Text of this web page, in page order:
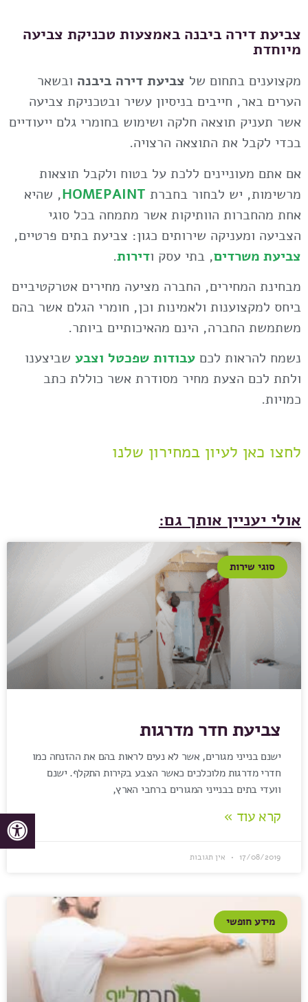
צביעת דירה ביבנה באמצעות טכניקת צביעה
מיוחדת
מקצוענים בתחום של צביעת דירה ביבנה ובשאר
הערים באר, חייבים בניסיון עשיר ובטכניקת צביעה
אשר תעניק תוצאה חלקה ושימוש בחומרי גלם ייעודיים
בכדי לקבל את התוצאה הרצויה.
אם אתם מעוניינים ללכת על בטוח ולקבל תוצאות
מרשימות, יש לבחור בחברת HOMEPAINT, שהיא
אחת מהחברות הוותיקות אשר מתמחה בכל סוגי
הצביעה ומעניקה שירותים כגון: צביעת בתים פרטיים,
צביעת משרדים, בתי עסק ודירות.
מבחינת המחירים, החברה מציעה מחירים אטרקטיביים
ביחס למקצוענות ולאמינות וכן, חומרי הגלם אשר בהם
משתמשת החברה, הינם מהאיכותיים ביותר.
נשמח להראות לכם עבודות שפכטל וצבע שביצענו
ולתת לכם הצעת מחיר מסודרת אשר כוללת כתב
כמויות.
לחצו כאן לעיון במחירון שלנו
אולי יעניין אותך גם:
סוגי שירות
צביעת חדר מדרגות
ישנם בנייני מגורים, אשר לא נעים לראות בהם את ההזנחה כמו
חדרי מדרגות מלוכלכים כאשר הצבע בקירות התקלף. ישנם
וועדי בתים בבנייני המגורים ברחבי הארץ,
קרא עוד »
17/08/2019 אין תגובות
מידע חופשי